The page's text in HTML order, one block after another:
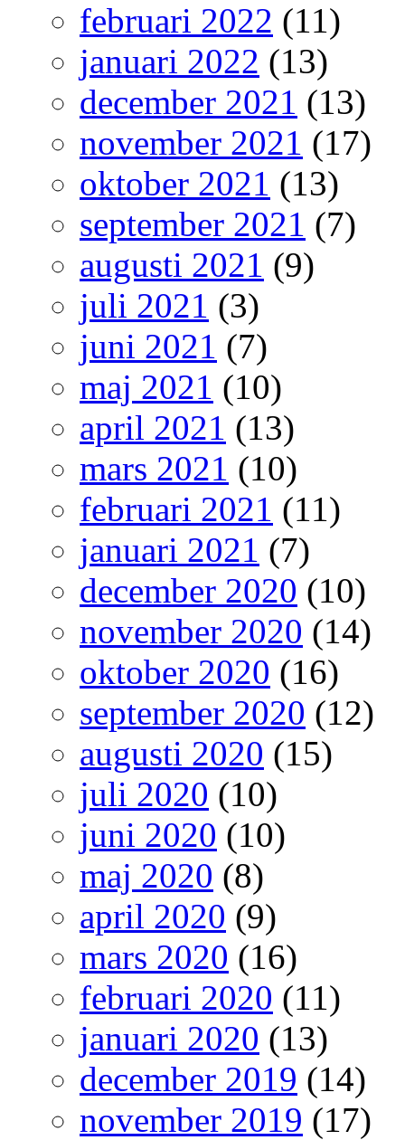
februari 2022 (11)
januari 2022 (13)
december 2021 (13)
november 2021 (17)
oktober 2021 (13)
september 2021 (7)
augusti 2021 (9)
juli 2021 (3)
juni 2021 (7)
maj 2021 (10)
april 2021 (13)
mars 2021 (10)
februari 2021 (11)
januari 2021 (7)
december 2020 (10)
november 2020 (14)
oktober 2020 (16)
september 2020 (12)
augusti 2020 (15)
juli 2020 (10)
juni 2020 (10)
maj 2020 (8)
april 2020 (9)
mars 2020 (16)
februari 2020 (11)
januari 2020 (13)
december 2019 (14)
november 2019 (17)